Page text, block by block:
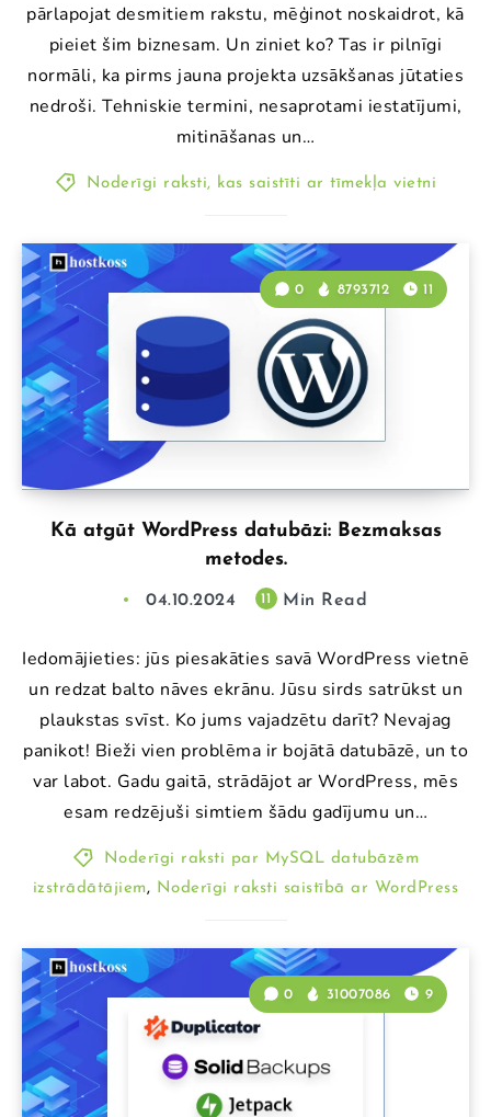
pārlapojat desmitiem rakstu, mēģinot noskaidrot, kā
pieiet šim biznesam. Un ziniet ko? Tas ir pilnīgi
normāli, ka pirms jauna projekta uzsākšanas jūtaties
nedroši. Tehniskie termini, nesaprotami iestatījumi,
mitināšanas un…
Noderīgi raksti, kas saistīti ar tīmekļa vietni
Kā atgūt WordPress datubāzi: Bezmaksas
metodes.
0 8793712 11
04.10.2024 11 Min Read
Iedomājieties: jūs piesakāties savā WordPress vietnē
un redzat balto nāves ekrānu. Jūsu sirds satrūkst un
plaukstas svīst. Ko jums vajadzētu darīt? Nevajag
panikot! Bieži vien problēma ir bojātā datubāzē, un to
var labot. Gadu gaitā, strādājot ar WordPress, mēs
esam redzējuši simtiem šādu gadījumu un…
Noderīgi raksti par MySQL datubāzēm
izstrādātājiem, Noderīgi raksti saistībā ar WordPress
0 31007086 9